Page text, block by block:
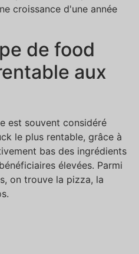
croissance d'une année
de food
aux
est souvent considéré
le plus rentable, grâce à
bas des ingrédients
élevées. Parmi
on trouve la pizza, la